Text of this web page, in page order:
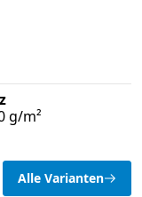
g/m²
Alle Varianten